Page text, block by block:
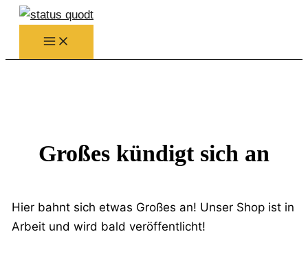
Zum
Inhalt
springen
Großes kündigt sich an
Hier bahnt sich etwas Großes an! Unser Shop ist in
Arbeit und wird bald veröffentlicht!